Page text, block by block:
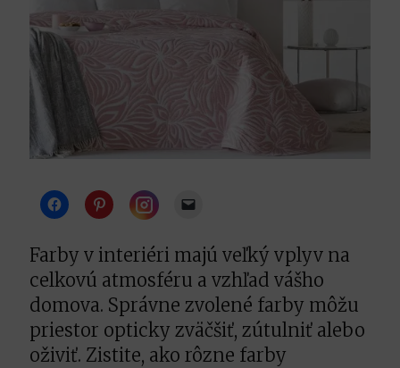
Instagram
Farby v interiéri majú veľký vplyv na
celkovú atmosféru a vzhľad vášho
domova. Správne zvolené farby môžu
priestor opticky zväčšiť, zútulniť alebo
oživiť. Zistite, ako rôzne farby